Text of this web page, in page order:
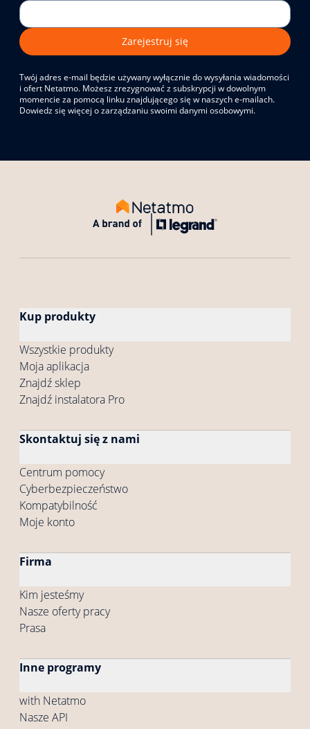
Zarejestruj się
Twój adres e-mail będzie używany wyłącznie do wysyłania wiadomości
i ofert Netatmo. Możesz zrezygnować z subskrypcji w dowolnym
momencie za pomocą linku znajdującego się w naszych e-mailach.
Dowiedz się więcej o zarządzaniu swoimi danymi osobowymi.
Kup produkty
Wszystkie produkty
Moja aplikacja
Znajdź sklep
Znajdź instalatora Pro
Skontaktuj się z nami
Centrum pomocy
Cyberbezpieczeństwo
Kompatybilność
Moje konto
Firma
Kim jesteśmy
Nasze oferty pracy
Prasa
Inne programy
with Netatmo
Nasze API